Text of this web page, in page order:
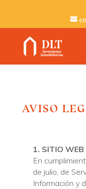
AVISO
1. SITIO WEB
En
de julio, de
Información y